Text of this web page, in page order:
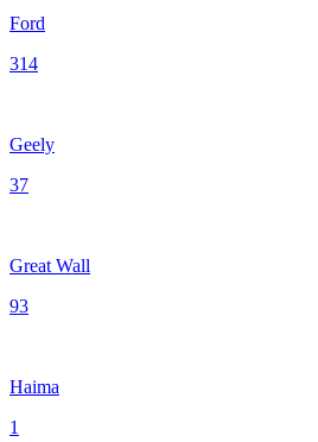
Ford
314
Geely
37
Great Wall
93
Haima
1